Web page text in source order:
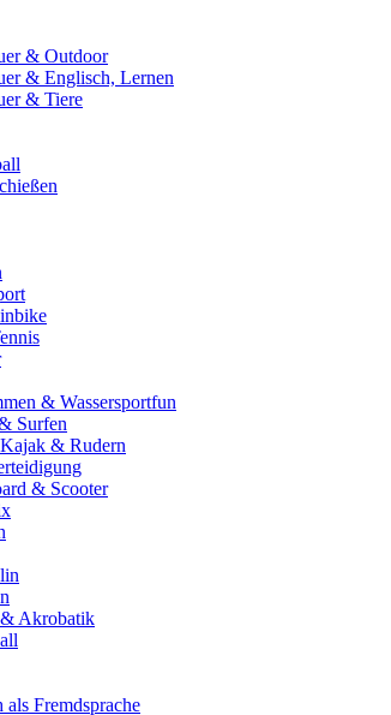
& Outdoor
& Englisch, Lernen
& Tiere
& Wassersportfun
Surfen
& Rudern
& Scooter
Akrobatik
als Fremdsprache